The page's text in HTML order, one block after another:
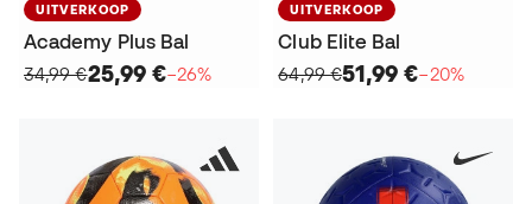
UITVERKOOP
Academy Plus Bal
34,99 €25,99 €−26%
UITVERKOOP
Club Elite Bal
64,99 €51,99 €−20%